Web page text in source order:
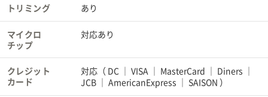
トリミング あり
マイクロ
チップ
対応あり
クレジット
カード
対応（ DC VISA MasterCard
Diners
JCB
AmericanExpress SAISON ）